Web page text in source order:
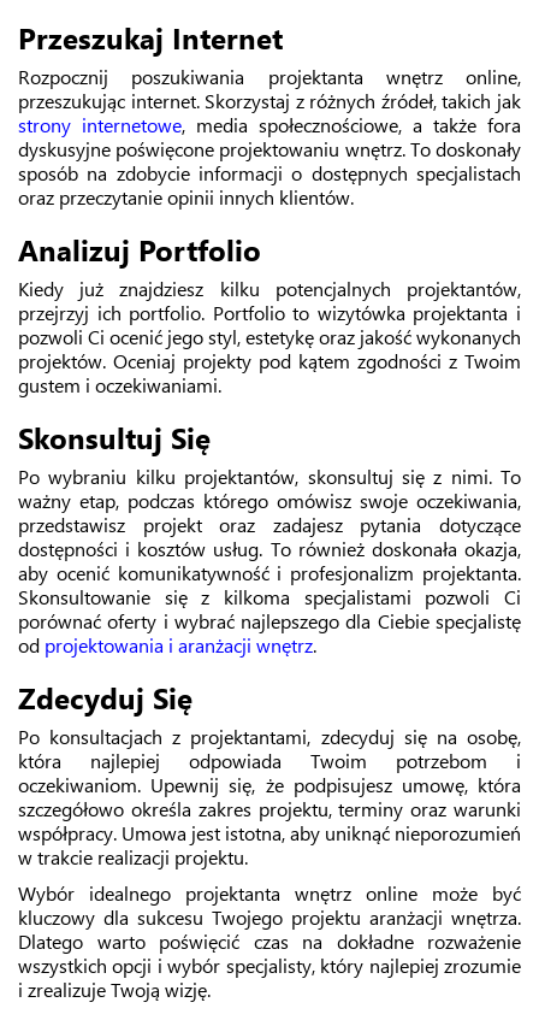
Przeszukaj Internet
Rozpocznij poszukiwania projektanta wnętrz online,
przeszukując internet. Skorzystaj z różnych źródeł, takich jak
strony internetowe, media społecznościowe, a także fora
dyskusyjne poświęcone projektowaniu wnętrz. To doskonały
sposób na zdobycie informacji o dostępnych specjalistach
oraz przeczytanie opinii innych klientów.
Analizuj Portfolio
Kiedy już znajdziesz kilku potencjalnych projektantów,
przejrzyj ich portfolio. Portfolio to wizytówka projektanta i
pozwoli Ci ocenić jego styl, estetykę oraz jakość wykonanych
projektów. Oceniaj projekty pod kątem zgodności z Twoim
gustem i oczekiwaniami.
Skonsultuj Się
Po wybraniu kilku projektantów, skonsultuj się z nimi. To
ważny etap, podczas którego omówisz swoje oczekiwania,
przedstawisz projekt oraz zadajesz pytania dotyczące
dostępności i kosztów usług. To również doskonała okazja,
aby ocenić komunikatywność i profesjonalizm projektanta.
Skonsultowanie się z kilkoma specjalistami pozwoli Ci
porównać oferty i wybrać najlepszego dla Ciebie specjalistę
od projektowania i aranżacji wnętrz.
Zdecyduj Się
Po konsultacjach z projektantami, zdecyduj się na osobę,
która najlepiej odpowiada Twoim potrzebom i
oczekiwaniom. Upewnij się, że podpisujesz umowę, która
szczegółowo określa zakres projektu, terminy oraz warunki
współpracy. Umowa jest istotna, aby uniknąć nieporozumień
w trakcie realizacji projektu.
Wybór idealnego projektanta wnętrz online może być
kluczowy dla sukcesu Twojego projektu aranżacji wnętrza.
Dlatego warto poświęcić czas na dokładne rozważenie
wszystkich opcji i wybór specjalisty, który najlepiej zrozumie
i zrealizuje Twoją wizję.